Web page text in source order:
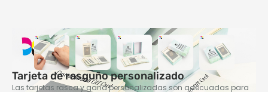
Tarjeta de rasguño personalizado
Las tarjetas rasca y gana personalizadas son adecuadas para